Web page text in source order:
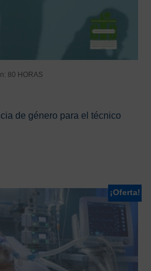
80 HORAS
de género para el técnico
¡Oferta!